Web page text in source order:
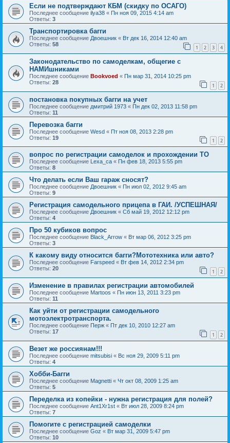
Если не подтверждают КБМ (скидку по ОСАГО)
Последнее сообщение ilya38 « Пн ноя 09, 2015 4:14 am
Ответы: 3
Транспортировка багги
Последнее сообщение Двоешник « Вт дек 16, 2014 12:40 am
Ответы: 58 1 2 3 4
Законодательство по самоделкам, общегие с
НАМИшниками
Последнее сообщение Bookvoed « Пн мар 31, 2014 10:25 pm
Ответы: 28 1 2
постановка покупных багги на учет
Последнее сообщение дмитрий 1973 « Пн дек 02, 2013 11:58 pm
Ответы: 11
Перевозка багги
Последнее сообщение Wesd « Пт ноя 08, 2013 2:28 pm
Ответы: 19 1 2
вопрос по регистрации самоделок и прохождении ТО
Последнее сообщение Lexa_ca « Пн фев 18, 2013 5:55 pm
Ответы: 8
Что делать если Ваш гараж сносят?
Последнее сообщение Двоешник « Пн июл 02, 2012 9:45 am
Ответы: 9
Регистрация самодельного прицепа в ГАИ. /УСПЕШНАЯ/
Последнее сообщение Двоешник « Сб май 19, 2012 12:12 pm
Ответы: 4
Про 50 кубиков вопрос
Последнее сообщение Black_Arrow « Вт мар 06, 2012 3:25 pm
Ответы: 3
К какому виду относится багги?Мототехника или авто?
Последнее сообщение Farspeed « Вт фев 14, 2012 2:34 pm
Ответы: 20 1 2
Изменение в правилах регистрации автомобилей
Последнее сообщение Martoos « Пн июн 13, 2011 3:23 pm
Ответы: 11
Как уйти от регистрации самодельного
мотоэлектротранспорта.
Последнее сообщение Перж « Пт дек 10, 2010 12:27 am
Ответы: 17 1 2
Везет же россиянам!!!
Последнее сообщение mitsubisi « Вс ноя 29, 2009 5:11 pm
Ответы: 4
Хобби-Багги
Последнее сообщение Magnetti « Чт окт 08, 2009 1:25 am
Ответы: 5
Переделка из копейки - нужна регистрация для полей?
Последнее сообщение Ant1Xr1st « Вт июл 28, 2009 8:24 pm
Ответы: 7
Помогите с регистрацией самоделки
Последнее сообщение Goz « Вт мар 31, 2009 5:47 pm
Ответы: 10